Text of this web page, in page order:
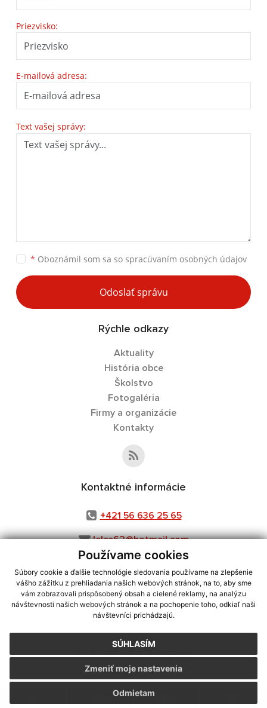
Používame cookies
Súbory cookie a ďalšie technológie sledovania používame na zlepšenie
vášho zážitku z prehliadania našich webových stránok, na to, aby sme
vám zobrazovali prispôsobený obsah a cielené reklamy, na analýzu
návštevnosti našich webových stránok a na pochopenie toho, odkiaľ naši
návštevníci prichádzajú.
SÚHLASÍM
Odmietam
Zmeniť moje nastavenia
Priezvisko:
E-mailová adresa:
Text vašej správy:
* Oboznámil som sa so spracúvaním osobných údajov
Odoslať správu
Rýchle odkazy
Aktuality
História obce
Školstvo
Fotogaléria
Firmy a organizácie
Kontakty
Kontaktné informácie
+421 56 636 25 65
leles62@hotmail.com
využite možnosť získavania aktuálnych informácií s využitím RSS
CMS systém (redakčný) systém ECHELON 2,Mapa stránok,web portál
webex.digital, s.r.o.,domény,registrácia domény
Posledná aktualizácia:30.07.2026
Vytlačiť stránku|Vyhlásenie o prístupnosti